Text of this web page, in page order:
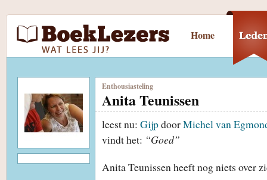
Home
Enthousiasteling
Anita Teunissen
leest nu: GijpdoorMichel van
vindt het: “Goed”
Anita Teunissen heeft nog niets over